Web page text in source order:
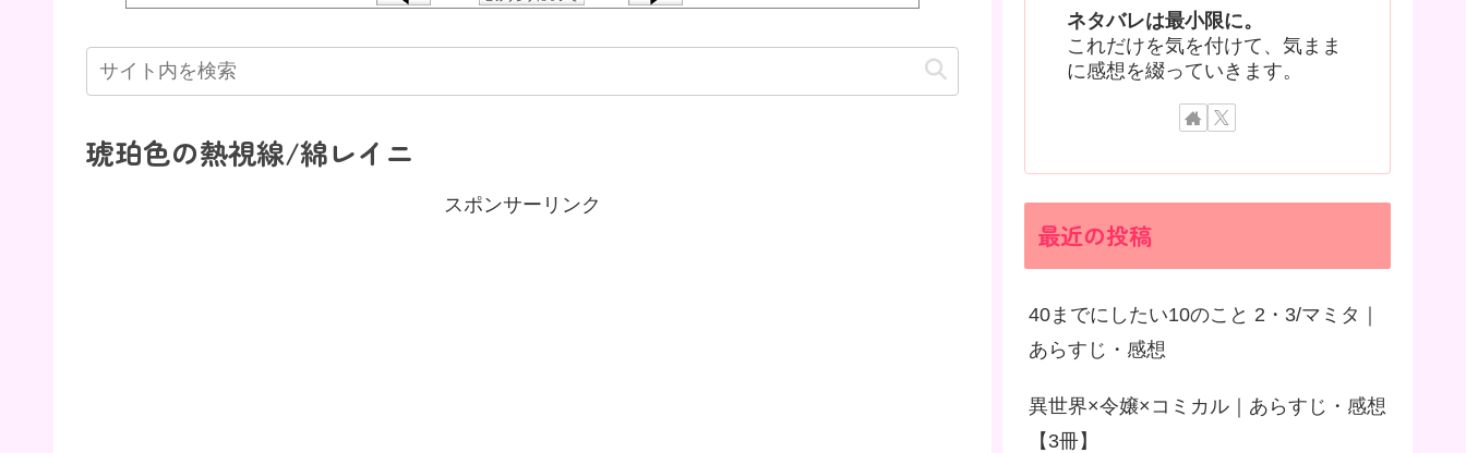
琥珀色の熱視線/綿レイニ
スポンサーリンク
ネタバレは最小限に。
これだけを気を付けて、気まま
に感想を綴っていきます。
最近の投稿
40までにしたい10のこと 2・3/マミタ｜
あらすじ・感想
異世界×令嬢×コミカル｜あらすじ・感想
【3冊】